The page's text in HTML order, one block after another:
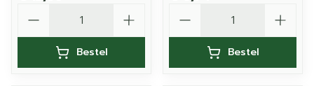
Bestel Bestel